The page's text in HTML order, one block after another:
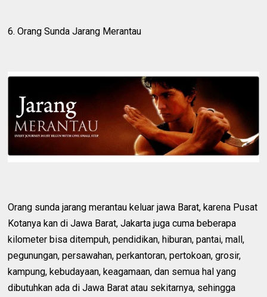
6. Orang Sunda Jarang Merantau
Orang sunda jarang merantau keluar jawa Barat, karena Pusat
Kotanya kan di Jawa Barat, Jakarta juga cuma beberapa
kilometer bisa ditempuh, pendidikan, hiburan, pantai, mall,
pegunungan, persawahan, perkantoran, pertokoan, grosir,
kampung, kebudayaan, keagamaan, dan semua hal yang
dibutuhkan ada di Jawa Barat atau sekitarnya, sehingga